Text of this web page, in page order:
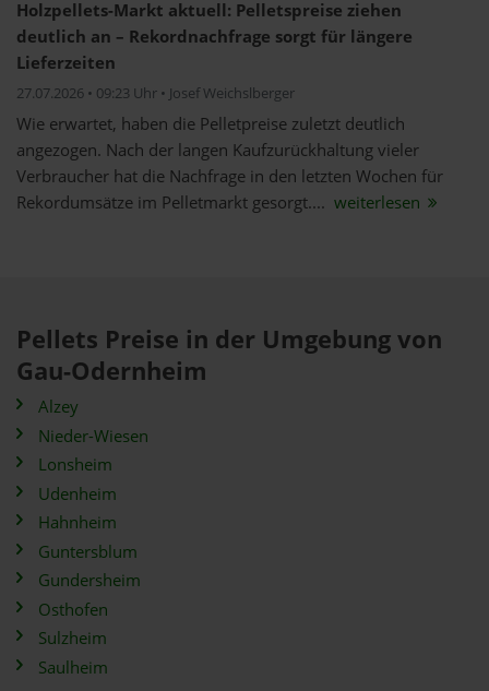
Holzpellets-Markt aktuell: Pelletspreise ziehen
deutlich an – Rekordnachfrage sorgt für längere
Lieferzeiten
27.07.2026 • 09:23 Uhr • Josef Weichslberger
Wie erwartet, haben die Pelletpreise zuletzt deutlich
angezogen. Nach der langen Kaufzurückhaltung vieler
Verbraucher hat die Nachfrage in den letzten Wochen für
Rekordumsätze im Pelletmarkt gesorgt.... weiterlesen
Pellets Preise in der Umgebung von
Gau-Odernheim
Alzey
Nieder-Wiesen
Lonsheim
Udenheim
Hahnheim
Guntersblum
Gundersheim
Osthofen
Sulzheim
Saulheim